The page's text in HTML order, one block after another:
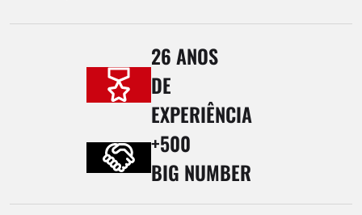
26 ANOS
DE
EXPERIÊNCIA
+500
BIG NUMBER